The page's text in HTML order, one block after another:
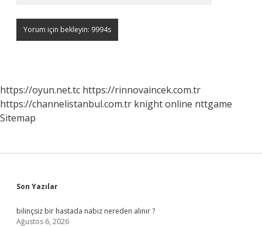
https://oyun.net.tc https://rinnovaincek.com.tr
https://channelistanbul.com.tr knight online nttgame
Sitemap
Sidebar
Son Yazılar
bilinçsiz bir hastada nabız nereden alınır ?
Ağustos 6, 2026